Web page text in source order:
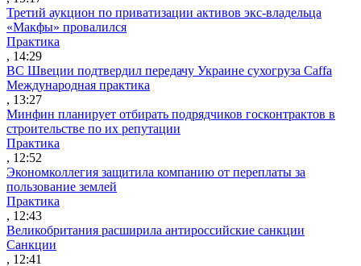
Третий аукцион по приватизации активов экс-владельца
«Макфы» провалился
Практика
, 14:29
ВС Швеции подтвердил передачу Украине сухогруза Caffa
Международная практика
, 13:27
Минфин планирует отбирать подрядчиков госконтрактов в
строительстве по их репутации
Практика
, 12:52
Экономколлегия защитила компанию от переплаты за
пользование землей
Практика
, 12:43
Великобритания расширила антироссийские санкции
Санкции
, 12:41